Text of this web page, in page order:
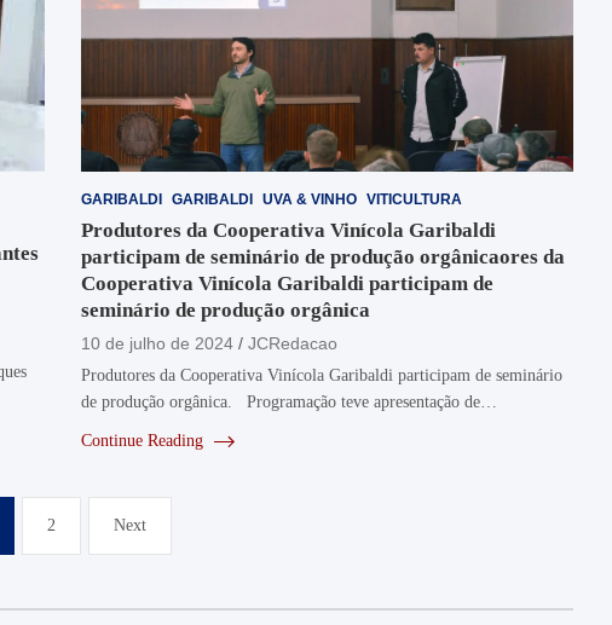
GARIBALDI GARIBALDI UVA & VINHO VITICULTURA
Produtores da Cooperativa Vinícola Garibaldi
participam de seminário de produção orgânicaores da
Cooperativa Vinícola Garibaldi participam de
seminário de produção orgânica
10 de julho de 2024 JCRedacao
Produtores da Cooperativa Vinícola Garibaldi participam de seminário
de produção orgânica. Programação teve apresentação de…
Continue Reading
2 Next